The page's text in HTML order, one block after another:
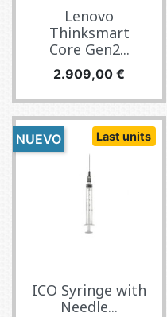
Lenovo
Thinksmart
Core Gen2...
Precio
2.909,00 €
Last units
ICO Syringe with
Needle...
NUEVO